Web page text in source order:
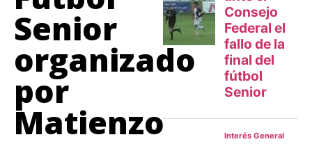
Senior
organizado
por
Matienzo